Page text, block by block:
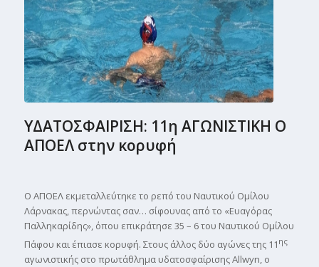
ΥΔΑΤΟΣΦΑΙΡΙΣΗ: 11η ΑΓΩΝΙΣΤΙΚΗ Ο
ΑΠΟΕΛ στην κορυφή
Ο ΑΠΟΕΛ εκμεταλλεύτηκε το ρεπό του Ναυτικού Ομίλου
Λάρνακας, περνώντας σαν… σίφουνας από το «Ευαγόρας
Παλληκαρίδης», όπου επικράτησε 35 – 6 του Ναυτικού Ομίλου
Πάφου και έπιασε κορυφή. Στους άλλος δύο αγώνες της 11 ης
αγωνιστικής στο πρωτάθλημα υδατοσφαίρισης Allwyn, ο